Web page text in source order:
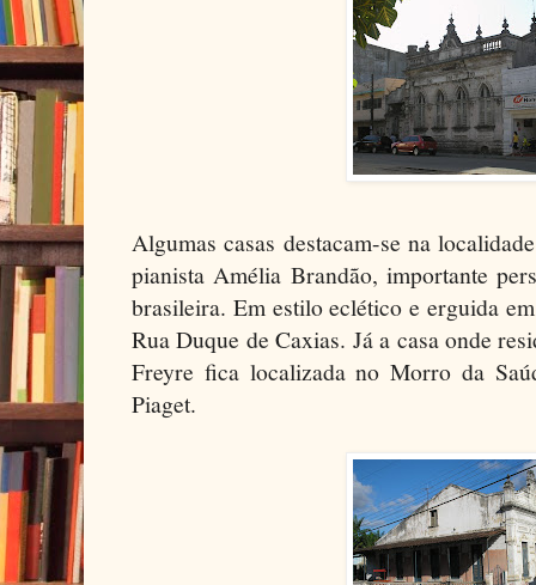
Algumas casas destacam-se na
pianista Amélia Brandão, importante
brasileira. Em estilo eclético e erguida
Rua Duque de Caxias. Já a casa onde
Freyre fica localizada no Morro da
Piaget.